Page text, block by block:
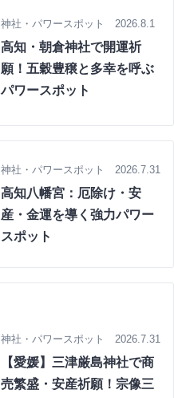
神社・パワースポット 2026.8.1
高知・朝倉神社で開運祈
願！五穀豊穣と多幸を呼ぶ
パワースポット
神社・パワースポット 2026.7.31
高知八幡宮：厄除け・安
産・金運を導く強力パワー
スポット
神社・パワースポット 2026.7.31
【愛媛】三津厳島神社で商
売繁盛・安産祈願！宗像三